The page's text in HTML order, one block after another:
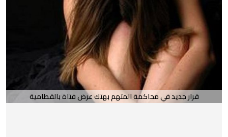
قرار جديد في محاكمة المتهم بهتك عرض فتاة بالقطامية